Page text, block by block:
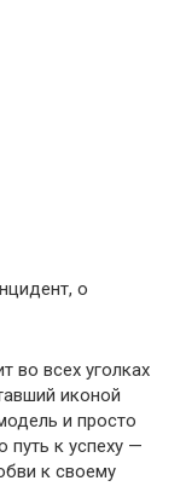
о
во всех уголках
иконой
и просто
путь к успеху —
к своему